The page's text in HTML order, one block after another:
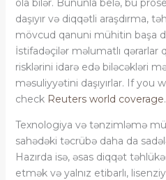
ola bilər. Bununla belə, bu
daşıyır və diqqətli araşdırma,
mövcud qanuni mühitin başa
İstifadəçilər məlumatlı qərarlar
risklərini idarə edə biləcəkləri
məsuliyyətini daşıyırlar. If you
check Reuters world coverage.
Texnologiya və tənzimləmə
sahədəki təcrübə daha da
Hazırda isə, əsas diqqət
etmək və yalnız etibarlı,